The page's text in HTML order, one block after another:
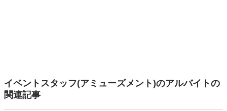
イベントスタッフ(アミューズメント)のアルバイトの
関連記事